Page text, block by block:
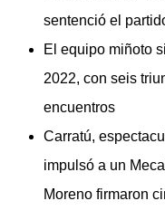
sentenció el
El equipo miñoto
2022, con seis
encuentros
Carratú,
impulsó a un
Moreno firmaron